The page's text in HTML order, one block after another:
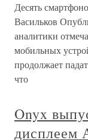
Десять
Васильков
аналитики
мобильных
продолжает
что
Onyx
дисплеем